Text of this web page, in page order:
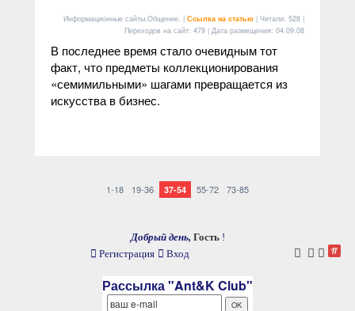
Информационные сайты.Общение. | Ссылка на статью | Читали: 528 |
Переходов на сайт: 479 | Дата размещения: 04.09.08
В последнее время стало очевидным тот
факт, что предметы коллекционирования
«семимильными» шагами превращается из
искусства в бизнес.
1-18 19-36 37-54 55-72 73-85
Добрый день, Гость !
Регистрация
Вход
Рассылка "Ant&K Club"